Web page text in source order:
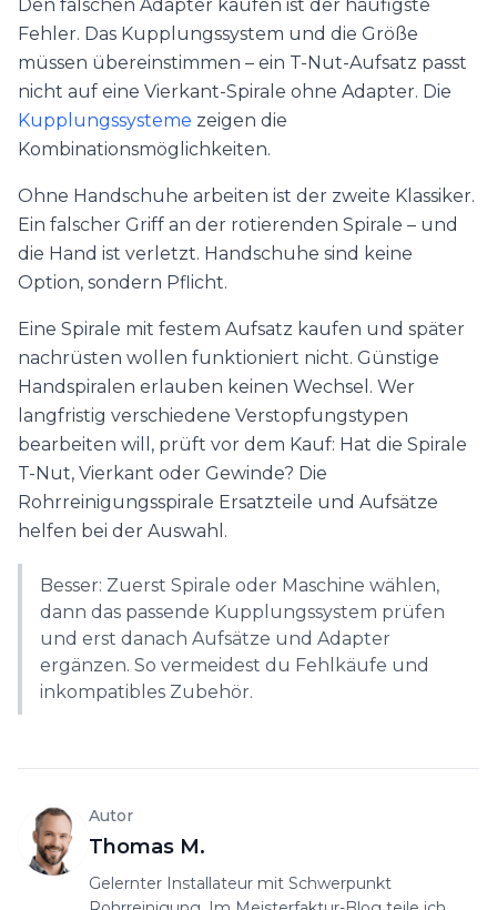
Den falschen Adapter kaufen ist der häufigste
Fehler. Das Kupplungssystem und die Größe
müssen übereinstimmen – ein T-Nut-Aufsatz passt
nicht auf eine Vierkant-Spirale ohne Adapter. Die
Kupplungssysteme zeigen die
Kombinationsmöglichkeiten.
Ohne Handschuhe arbeiten ist der zweite Klassiker.
Ein falscher Griff an der rotierenden Spirale – und
die Hand ist verletzt. Handschuhe sind keine
Option, sondern Pflicht.
Eine Spirale mit festem Aufsatz kaufen und später
nachrüsten wollen funktioniert nicht. Günstige
Handspiralen erlauben keinen Wechsel. Wer
langfristig verschiedene Verstopfungstypen
bearbeiten will, prüft vor dem Kauf: Hat die Spirale
T-Nut, Vierkant oder Gewinde? Die
Rohrreinigungsspirale Ersatzteile und Aufsätze
helfen bei der Auswahl.
Besser: Zuerst Spirale oder Maschine wählen,
dann das passende Kupplungssystem prüfen
und erst danach Aufsätze und Adapter
ergänzen. So vermeidest du Fehlkäufe und
inkompatibles Zubehör.
Autor
Thomas M.
Gelernter Installateur mit Schwerpunkt